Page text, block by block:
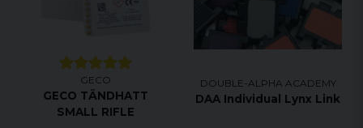
GECO
GECO TÄNDHATT
SMALL RIFLE
DOUBLE-ALPHA ACADEMY
DAA Individual Lynx Link